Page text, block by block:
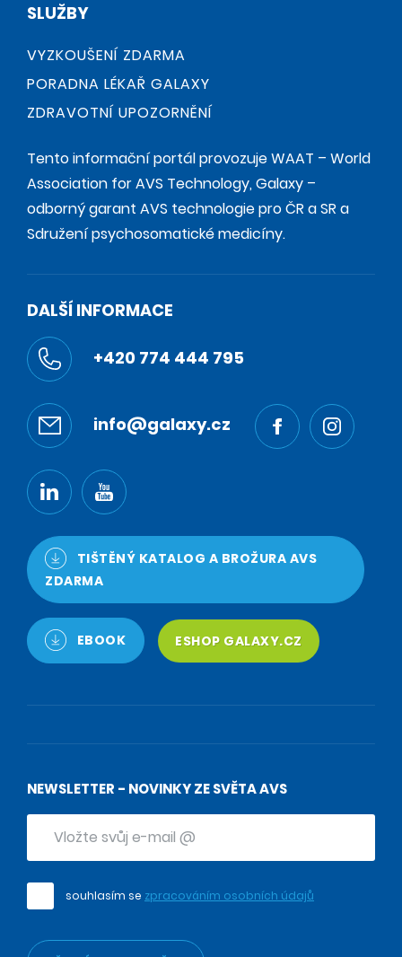
SLUŽBY
VYZKOUŠENÍ ZDARMA
PORADNA LÉKAŘ GALAXY
ZDRAVOTNÍ UPOZORNĚNÍ
Tento informační portál provozuje WAAT – World
Association for AVS Technology, Galaxy –
odborný garant AVS technologie pro ČR a SR a
Sdružení psychosomatické medicíny.
DALŠÍ INFORMACE
+420 774 444 795
info@galaxy.cz
TIŠTĚNÝ KATALOG A BROŽURA AVS
ZDARMA
EBOOK ESHOP GALAXY.CZ
NEWSLETTER - NOVINKY ZE SVĚTA AVS
souhlasím se zpracováním osobních údajů